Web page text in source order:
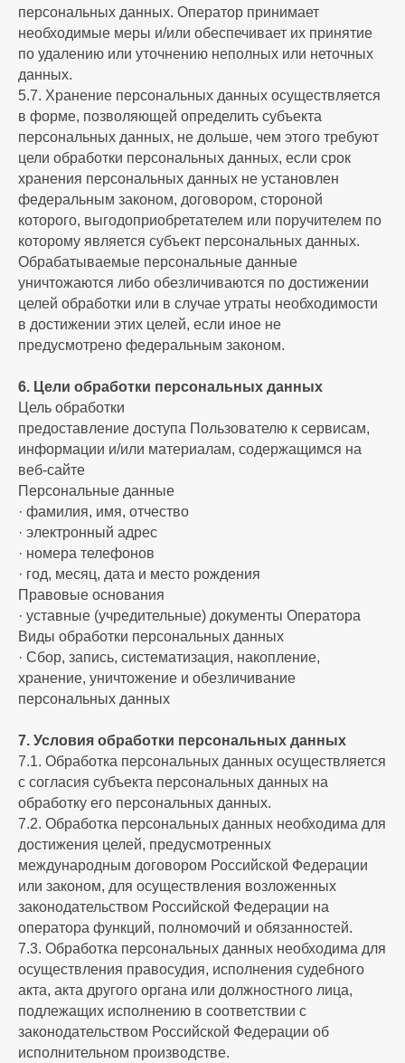
персональных данных. Оператор принимает
необходимые меры и/или обеспечивает их принятие
по удалению или уточнению неполных или неточных
данных.
5.7. Хранение персональных данных осуществляется
в форме, позволяющей определить субъекта
персональных данных, не дольше, чем этого требуют
цели обработки персональных данных, если срок
хранения персональных данных не установлен
федеральным законом, договором, стороной
которого, выгодоприобретателем или поручителем по
которому является субъект персональных данных.
Обрабатываемые персональные данные
уничтожаются либо обезличиваются по достижении
целей обработки или в случае утраты необходимости
в достижении этих целей, если иное не
предусмотрено федеральным законом.
6. Цели обработки персональных данных
Цель обработки
предоставление доступа Пользователю к сервисам,
информации и/или материалам, содержащимся на
веб-сайте
Персональные данные
· фамилия, имя, отчество
· электронный адрес
· номера телефонов
· год, месяц, дата и место рождения
Правовые основания
· уставные (учредительные) документы Оператора
Виды обработки персональных данных
· Сбор, запись, систематизация, накопление,
хранение, уничтожение и обезличивание
персональных данных
7. Условия обработки персональных данных
7.1. Обработка персональных данных осуществляется
с согласия субъекта персональных данных на
обработку его персональных данных.
7.2. Обработка персональных данных необходима для
достижения целей, предусмотренных
международным договором Российской Федерации
или законом, для осуществления возложенных
законодательством Российской Федерации на
оператора функций, полномочий и обязанностей.
7.3. Обработка персональных данных необходима для
осуществления правосудия, исполнения судебного
акта, акта другого органа или должностного лица,
подлежащих исполнению в соответствии с
законодательством Российской Федерации об
исполнительном производстве.